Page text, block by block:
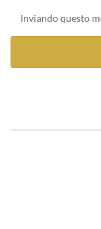
Inviando questo